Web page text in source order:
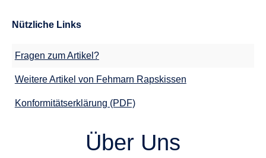
Nützliche Links
Fragen zum Artikel?
Weitere Artikel von Fehmarn Rapskissen
Konformitätserklärung (PDF)
Über Uns